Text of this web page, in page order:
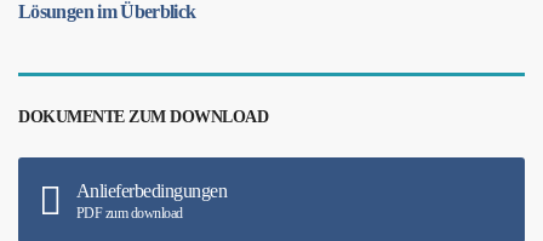
Lösungen im Überblick
DOKUMENTE ZUM DOWNLOAD
Anlieferbedingungen
PDF zum download